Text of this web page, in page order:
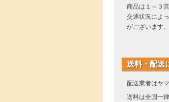
商品は１～３
交通状況によ
がございます。
送料・配送
配送業者はヤ
送料は全国一